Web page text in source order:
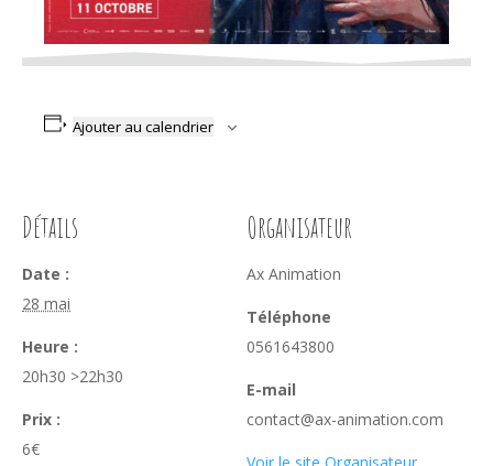
Ajouter au calendrier
Détails
Date :
28 mai
Heure :
20h30 >22h30
Prix :
6€
Organisateur
Ax Animation
Téléphone
0561643800
E-mail
contact@ax-animation.com